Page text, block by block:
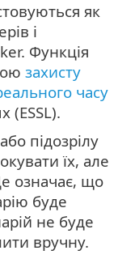
як
і
Функція
захисту
часу
(ESSL).
підозрілу
їх, але
означає, що
буде
не буде
вручну.